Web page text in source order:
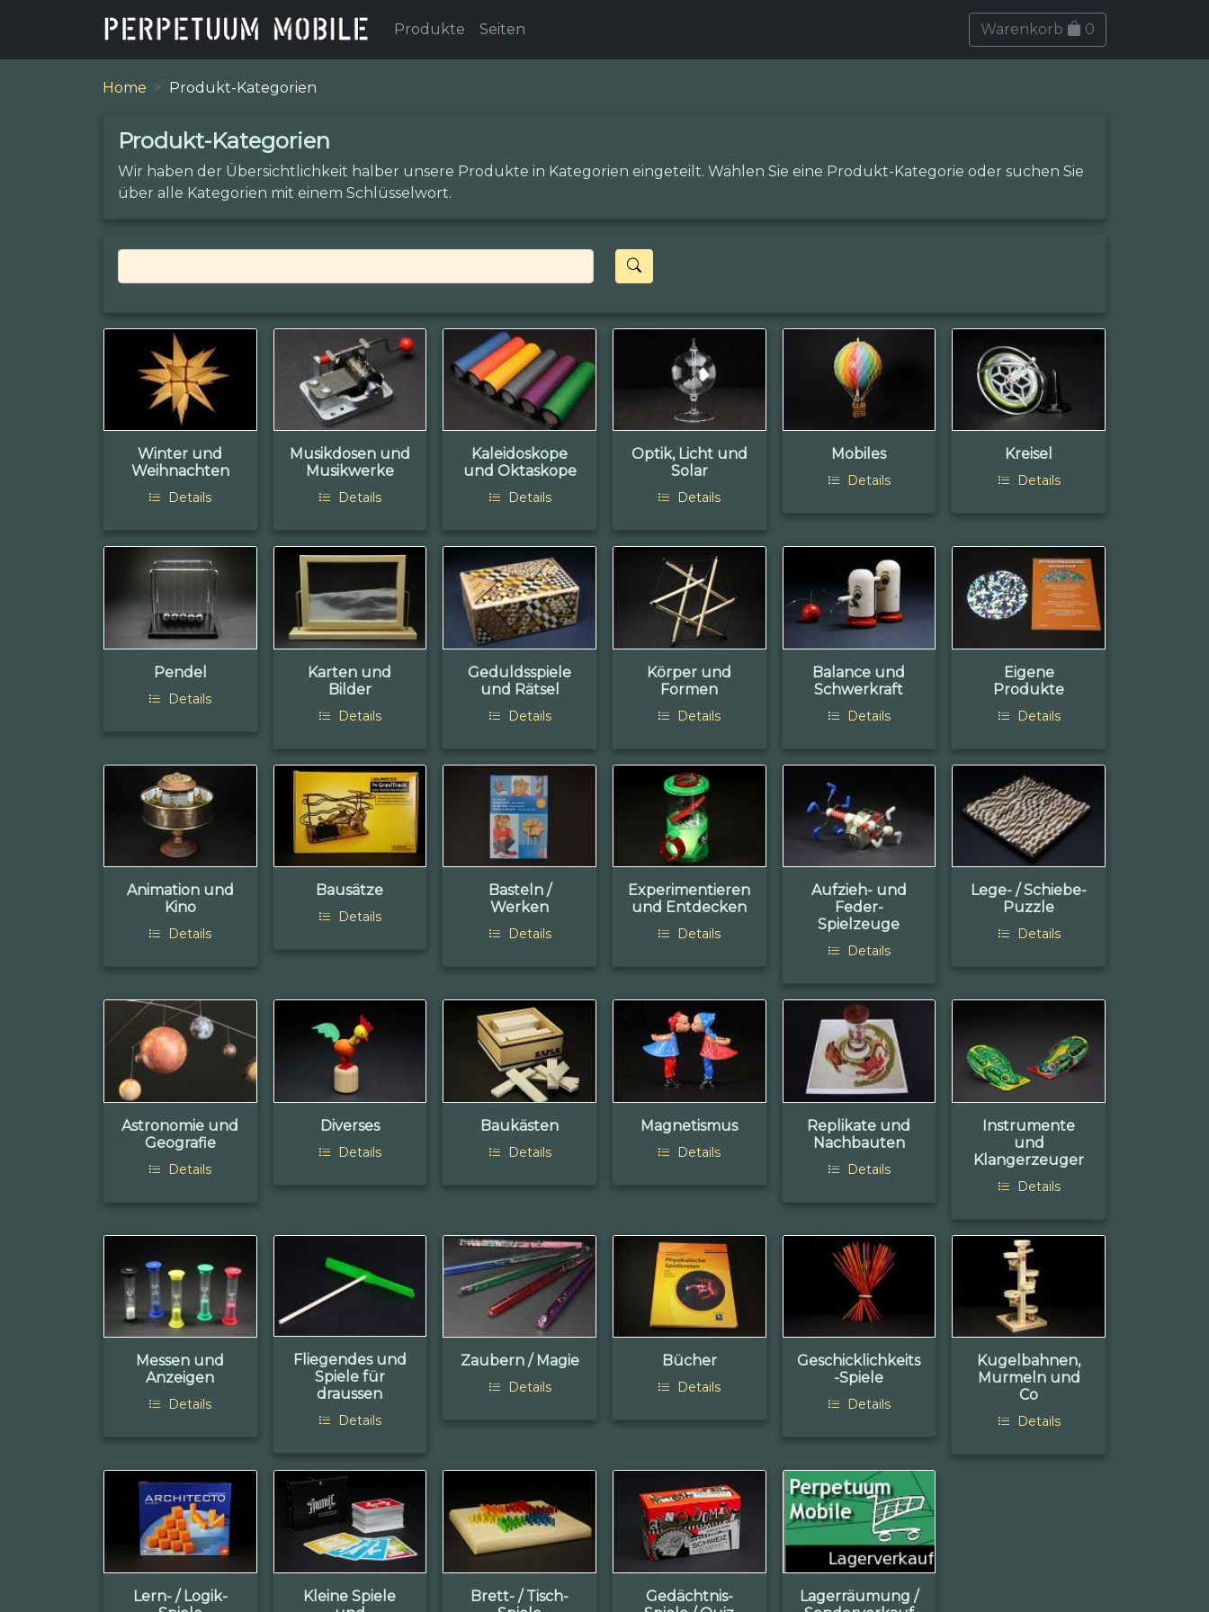
Produkte Seiten Warenkorb 0
Home Produkt-Kategorien
Produkt-Kategorien
Wir haben der Übersichtlichkeit halber unsere Produkte in Kategorien eingeteilt. Wählen Sie eine Produkt-Kategorie oder suchen Sie
über alle Kategorien mit einem Schlüsselwort.
Winter und
Weihnachten
Details
Musikdosen und
Musikwerke
Details
Kaleidoskope
und Oktaskope
Details
Optik, Licht und
Solar
Details
Mobiles
Details
Kreisel
Details
Pendel
Details
Karten und
Bilder
Details
Geduldsspiele
und Rätsel
Details
Körper und
Formen
Details
Balance und
Schwerkraft
Details
Eigene
Produkte
Details
Animation und
Kino
Details
Bausätze
Details
Basteln /
Werken
Details
Experimentieren
und Entdecken
Details
Aufzieh- und
Feder-
Spielzeuge
Details
Lege- / Schiebe-
Puzzle
Details
Astronomie und
Geografie
Details
Diverses
Details
Baukästen
Details
Magnetismus
Details
Replikate und
Nachbauten
Details
Instrumente
und
Klangerzeuger
Details
Messen und
Anzeigen
Details
Fliegendes und
Spiele für
draussen
Details
Zaubern / Magie
Details
Bücher
Details
Geschicklichkeits
-Spiele
Details
Kugelbahnen,
Murmeln und
Co
Details
Lern- / Logik-
Kleine Spiele
Brett- / Tisch-
Gedächtnis-
Lagerräumung /